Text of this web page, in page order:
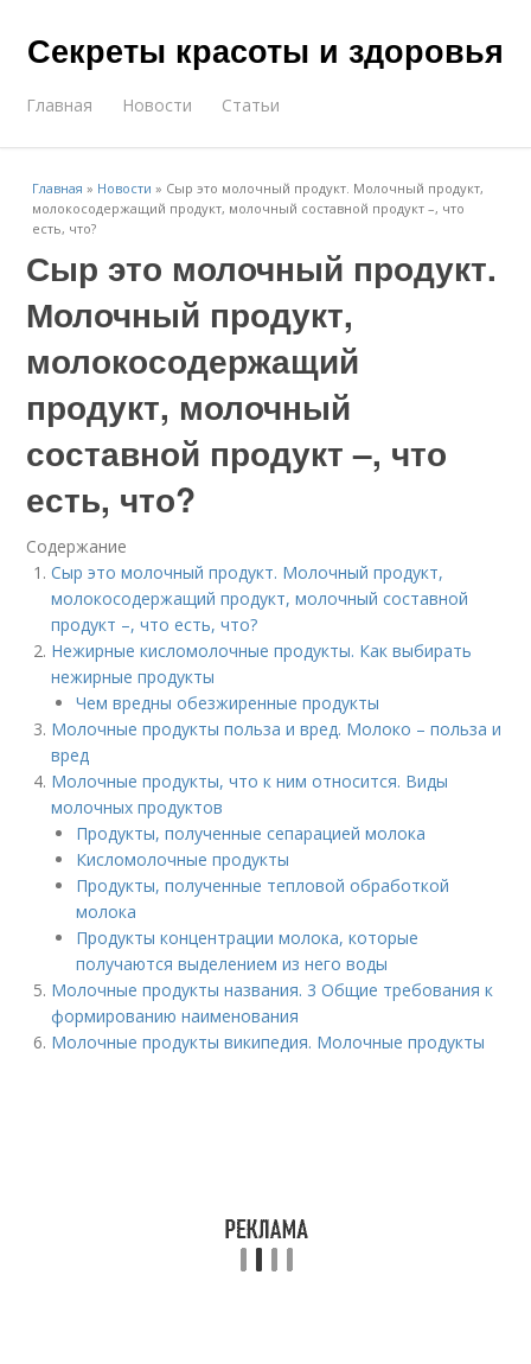
Секреты красоты и здоровья
Главная Новости Статьи
Главная » Новости » Сыр это молочный продукт. Молочный продукт,
молокосодержащий продукт, молочный составной продукт –, что
есть, что?
Сыр это молочный продукт.
Молочный продукт,
молокосодержащий
продукт, молочный
составной продукт –, что
есть, что?
Содержание
Сыр это молочный продукт. Молочный продукт,
молокосодержащий продукт, молочный составной
продукт –, что есть, что?
Нежирные кисломолочные продукты. Как выбирать
нежирные продукты
Чем вредны обезжиренные продукты
Молочные продукты польза и вред. Молоко – польза и
вред
Молочные продукты, что к ним относится. Виды
молочных продуктов
Продукты, полученные сепарацией молока
Кисломолочные продукты
Продукты, полученные тепловой обработкой
молока
Продукты концентрации молока, которые
получаются выделением из него воды
Молочные продукты названия. 3 Общие требования к
формированию наименования
Молочные продукты википедия. Молочные продукты